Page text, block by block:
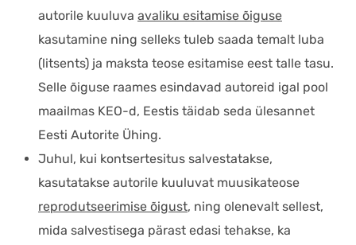
autorile kuuluva avaliku esitamise õiguse
kasutamine ning selleks tuleb saada temalt luba
(litsents) ja maksta teose esitamise eest talle tasu.
Selle õiguse raames esindavad autoreid igal pool
maailmas KEO-d, Eestis täidab seda ülesannet
Eesti Autorite Ühing.
Juhul, kui kontsertesitus salvestatakse,
kasutatakse autorile kuuluvat muusikateose
reprodutseerimise õigust, ning olenevalt sellest,
mida salvestisega pärast edasi tehakse, ka